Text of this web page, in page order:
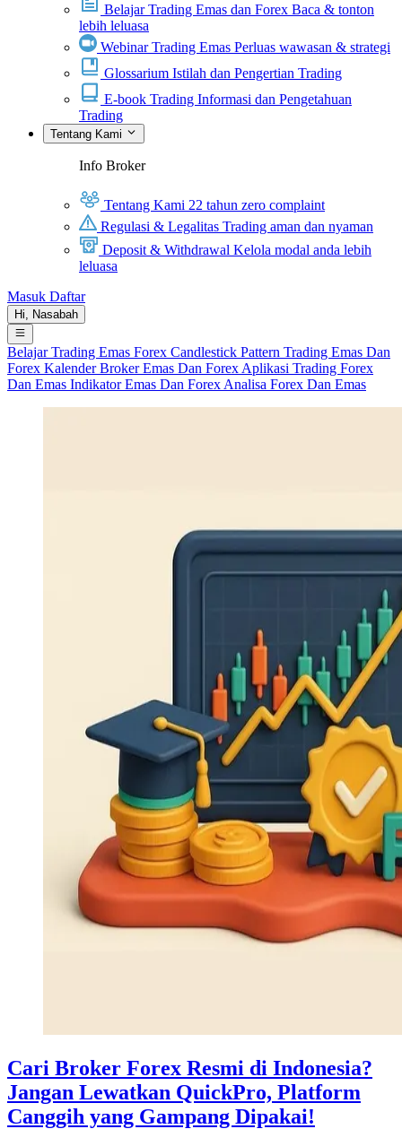
Belajar Trading Emas dan Forex Baca & tonton
lebih leluasa
Webinar Trading Emas Perluas wawasan & strategi
Glossarium Istilah dan Pengertian Trading
E-book Trading Informasi dan Pengetahuan
Trading
Tentang Kami
Info Broker
Tentang Kami 22 tahun zero complaint
Regulasi & Legalitas Trading aman dan nyaman
Deposit & Withdrawal Kelola modal anda lebih
leluasa
Masuk Daftar
Hi, Nasabah
Belajar Trading Emas Forex Candlestick Pattern Trading Emas Dan
Forex KalenderBroker Emas Dan Forex Aplikasi Trading Forex
Dan Emas Indikator Emas Dan Forex Analisa Forex Dan Emas
Cari Broker Forex Resmi di Indonesia?
Jangan Lewatkan QuickPro, Platform
Canggih yang Gampang Dipakai!